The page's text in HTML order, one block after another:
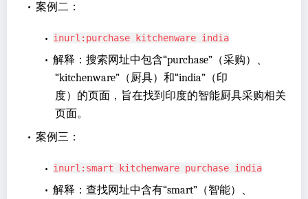
• 案例二：
• inurl:purchase kitchenware india
• 解释：搜索网址中包含“purchase”（采购）、
“kitchenware”（厨具）和“india”（印
度）的页面，旨在找到印度的智能厨具采购相关
页面。
• 案例三：
• inurl:smart kitchenware purchase india
• 解释：查找网址中含有“smart”（智能）、